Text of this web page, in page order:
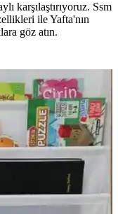
karşılaştırıyoruz. Ssm
ile Yafta'nın
göz atın.